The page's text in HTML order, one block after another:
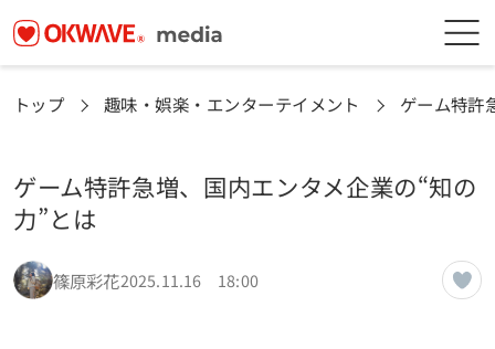
トップ 趣味・娯楽・エンターテイメント ゲーム特許
ゲーム特許急増、国内エンタメ企業の“知の
力”とは
篠原彩花2025.11.16 18:00